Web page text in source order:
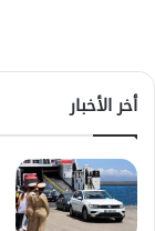
أخر الأخبار